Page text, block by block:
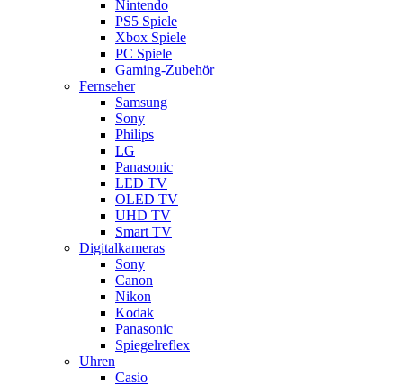
Nintendo
PS5 Spiele
Xbox Spiele
PC Spiele
Gaming-Zubehör
Fernseher
Samsung
Sony
Philips
LG
Panasonic
LED TV
OLED TV
UHD TV
Smart TV
Digitalkameras
Sony
Canon
Nikon
Kodak
Panasonic
Spiegelreflex
Uhren
Casio